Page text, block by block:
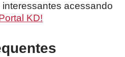
acessando
KD!